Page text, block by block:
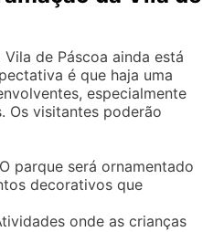
de Páscoa ainda está
é que haja uma
especialmente
Os visitantes poderão
O parque será ornamentado
decorativos que
onde as crianças